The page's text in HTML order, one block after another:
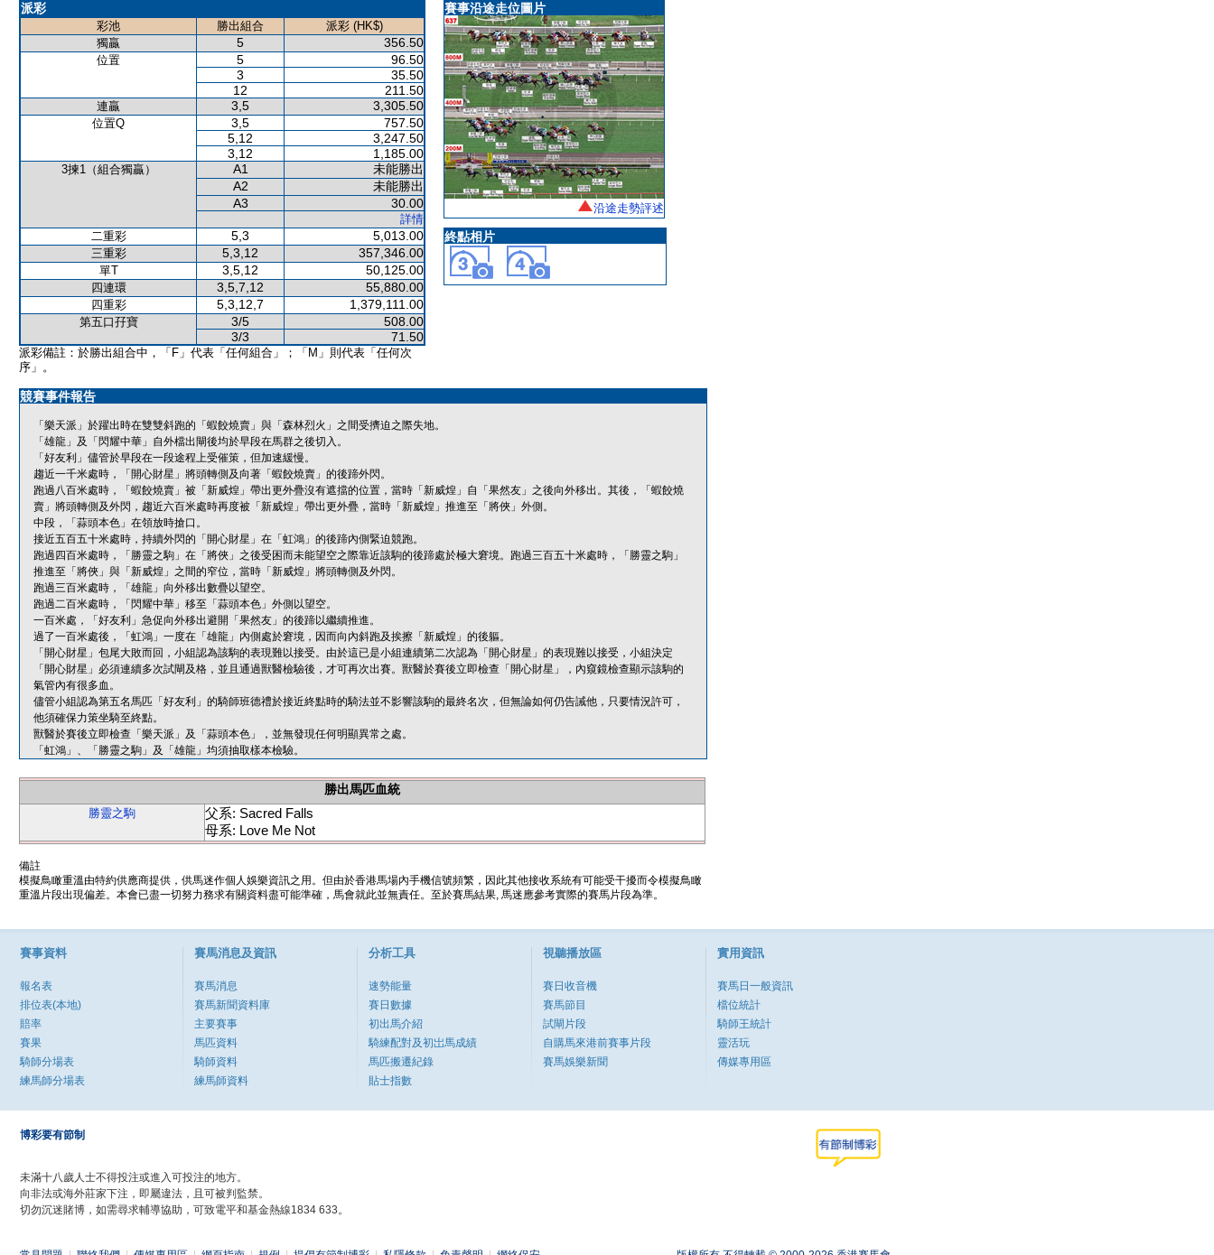
派彩
彩池 勝出組合
派彩 (HK$)
獨贏
5 356.50
位置 5
96.50
3
35.50
12
211.50
連贏 3,5 3,305.50
位置Q 3,5
757.50
5,12
3,247.50
3,12
1,185.00
3揀1（組合獨贏） A1
未能勝出
A2
未能勝出
A3
30.00
詳情
二重彩
5,3 5,013.00
三重彩 5,3,12 357,346.00
單T 3,5,12 50,125.00
四連環 3,5,7,12 55,880.00
四重彩 5,3,12,7 1,379,111.00
第五口孖寶 3/5
508.00
3/3
71.50
派彩備註：於勝出組合中，「F」代表「任何組合」；「M」則代表「任何次
序」。
賽事沿途走位圖片
沿途走勢評述
終點相片
競賽事件報告
「樂天派」於躍出時在雙雙斜跑的「蝦餃燒賣」與「森林烈火」之間受擠迫之際失地。
「雄龍」及「閃耀中華」自外檔出閘後均於早段在馬群之後切入。
「好友利」儘管於早段在一段途程上受催策，但加速緩慢。
趨近一千米處時，「開心財星」將頭轉側及向著「蝦餃燒賣」的後蹄外閃。
跑過八百米處時，「蝦餃燒賣」被「新威煌」帶出更外疊沒有遮擋的位置，當時「新威煌」自「果然友」之後向外移出。其後，「蝦餃燒
賣」將頭轉側及外閃，趨近六百米處時再度被「新威煌」帶出更外疊，當時「新威煌」推進至「將俠」外側。
中段，「蒜頭本色」在領放時搶口。
接近五百五十米處時，持續外閃的「開心財星」在「虹鴻」的後蹄內側緊迫競跑。
跑過四百米處時，「勝靈之駒」在「將俠」之後受困而未能望空之際靠近該駒的後蹄處於極大窘境。跑過三百五十米處時，「勝靈之駒」
推進至「將俠」與「新威煌」之間的窄位，當時「新威煌」將頭轉側及外閃。
跑過三百米處時，「雄龍」向外移出數疊以望空。
跑過二百米處時，「閃耀中華」移至「蒜頭本色」外側以望空。
一百米處，「好友利」急促向外移出避開「果然友」的後蹄以繼續推進。
過了一百米處後，「虹鴻」一度在「雄龍」內側處於窘境，因而向內斜跑及挨擦「新威煌」的後軀。
「開心財星」包尾大敗而回，小組認為該駒的表現難以接受。由於這已是小組連續第二次認為「開心財星」的表現難以接受，小組決定
「開心財星」必須連續多次試閘及格，並且通過獸醫檢驗後，才可再次出賽。獸醫於賽後立即檢查「開心財星」，內窺鏡檢查顯示該駒的
氣管內有很多血。
儘管小組認為第五名馬匹「好友利」的騎師班德禮於接近終點時的騎法並不影響該駒的最終名次，但無論如何仍告誡他，只要情況許可，
他須確保力策坐騎至終點。
獸醫於賽後立即檢查「樂天派」及「蒜頭本色」，並無發現任何明顯異常之處。
「虹鴻」、「勝靈之駒」及「雄龍」均須抽取樣本檢驗。
勝出馬匹血統
勝靈之駒
父系: Sacred Falls
母系: Love Me Not
備註
模擬鳥瞰重溫由特約供應商提供，供馬迷作個人娛樂資訊之用。但由於香港馬場內手機信號頻繁，因此其他接收系統有可能受干擾而令模擬鳥瞰
重溫片段出現偏差。本會已盡一切努力務求有關資料盡可能準確，馬會就此並無責任。至於賽馬結果, 馬迷應參考實際的賽馬片段為準。
賽事資料
報名表
排位表(本地)
賠率
賽果
騎師分場表
練馬師分場表
賽馬消息及資訊
賽馬消息
賽馬新聞資料庫
主要賽事
馬匹資料
騎師資料
練馬師資料
分析工具
速勢能量
賽日數據
初出馬介紹
騎練配對及初岀馬成績
馬匹搬遷紀錄
貼士指數
視聽播放區
賽日收音機
賽馬節目
試閘片段
自購馬來港前賽事片段
賽馬娛樂新聞
實用資訊
賽馬日一般資訊
檔位統計
騎師王統計
靈活玩
傳媒專用區
博彩要有節制
未滿十八歲人士不得投注或進入可投注的地方。
向非法或海外莊家下注，即屬違法，且可被判監禁。
切勿沉迷賭博，如需尋求輔導協助，可致電平和基金熱線1834 633。